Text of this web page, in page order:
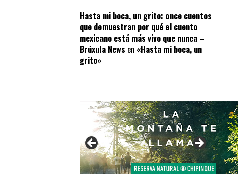
Hasta mi boca, un grito: once cuentos
que demuestran por qué el cuento
mexicano está más vivo que nunca –
Brúxula News en «Hasta mi boca, un
grito»